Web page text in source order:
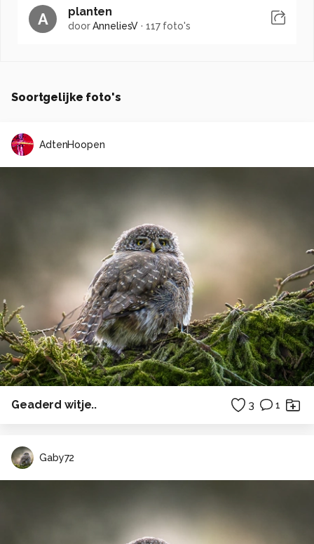
A planten
doorAnneliesV · 117 foto's
Soortgelijke foto's
AdtenHoopen
Geaderd witje.. 3 1
Gaby72